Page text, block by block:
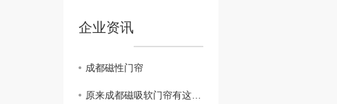
企业资讯
成都磁性门帘
原来成都磁吸软门帘有这些优势